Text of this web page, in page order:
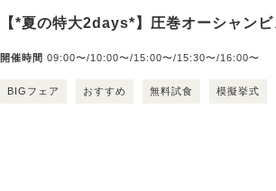
【*夏の特大2days*】圧巻オーシャン
開催時間 09:00〜/10:00〜/15:00〜/15:30〜/16:00〜
BIGフェア おすすめ 無料試食 模擬挙式